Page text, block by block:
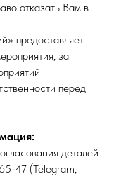
отказать Вам в
предоставляет
за
перед
деталей
47 (Telegram,